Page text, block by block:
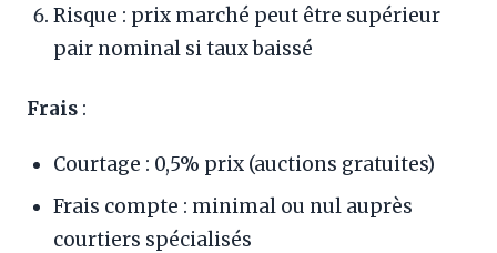
Risque : prix marché peut être supérieur
pair nominal si taux baissé
Frais :
Courtage : 0,5% prix (auctions gratuites)
Frais compte : minimal ou nul auprès
courtiers spécialisés